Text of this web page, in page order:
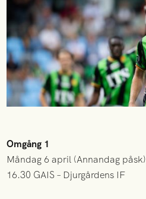
Omgång 1
Måndag 6 april (Annandag påsk)
16.30 GAIS – Djurgårdens IF